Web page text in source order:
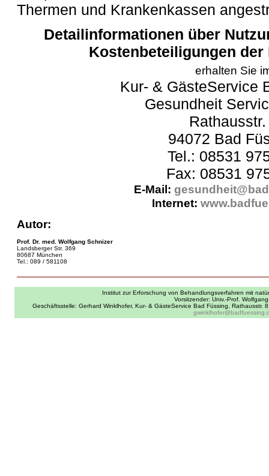
Thermen und Krankenkassen
Detailinformationen über
Kostenbeteiligungen der
erhalten Sie
Kur- & GästeService
Gesundheit
94072 Bad
Tel.: 08531
Fax: 08531
E-Mail:
Internet:
Autor:
Prof. Dr. med. Wolfgang Schnizer
Landsberger Str. 369
80687 München
Tel.: 089 / 581108
Institut zur Erforschung von Behandlungsverfahren mit
Vorsitzender: Univ.-Prof.
Geschäftsstelle: Gerhard Winklhofer, Kur- & GästeService Bad Füssing,